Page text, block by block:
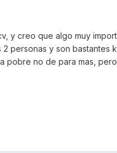
y creo que algo muy
personas y son bastantes
pobre no de para mas,